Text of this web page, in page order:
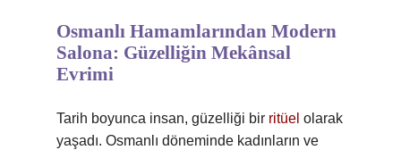
Osmanlı Hamamlarından Modern
Salona: Güzelliğin Mekânsal
Evrimi
Tarih boyunca insan, güzelliği bir ritüel olarak
yaşadı. Osmanlı döneminde kadınların ve